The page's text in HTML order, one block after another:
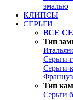
эмалью
КЛИПСЫ
СЕРЬГИ
ВСЕ
Тип
Серьги-
Серьги-
Тип
Серьги